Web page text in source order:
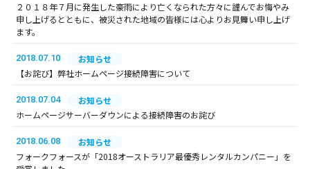
２０１８年７月に発生した豪雨により亡くなられた方々に謹んでお悔やみ
申し上げるとともに、被災された地域の皆様には心よりお見舞い申し上げ
ます。
2018.07.10
お知らせ
【お詫び】弊社ホームページ接続障害について
2018.07.04
お知らせ
ホームページサーバーダウンによる接続障害のお詫び
2018.06.08
お知らせ
フォークフォースが「2018オーストラリア最優秀レンタルカンパニー」を